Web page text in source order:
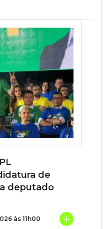
de
deputado
às 11h00 +